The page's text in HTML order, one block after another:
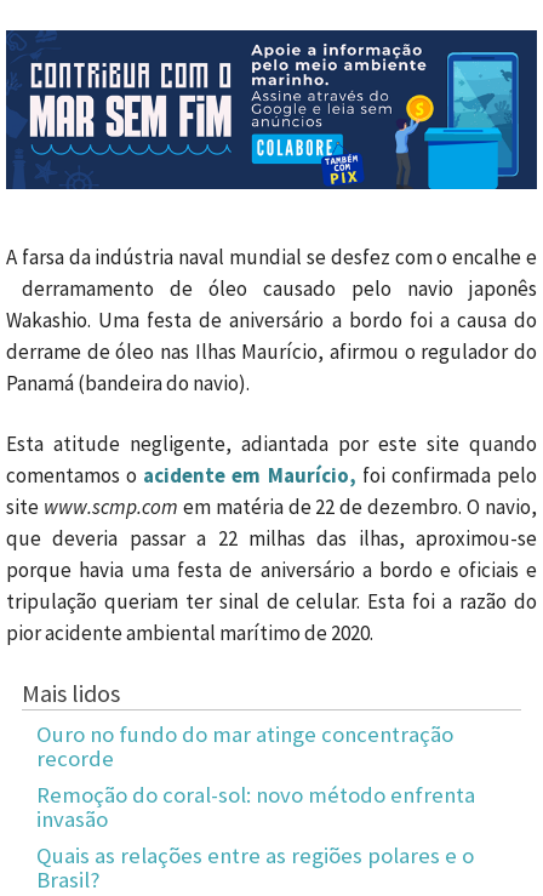
A farsa da indústria naval mundial se desfez com o encalhe e
derramamento de óleo causado pelo navio japonês
Wakashio. Uma festa de aniversário a bordo foi a causa do
derrame de óleo nas Ilhas Maurício, afirmou o regulador do
Panamá (bandeira do navio).
Esta atitude negligente, adiantada por este site quando
comentamos o acidente em Maurício, foi confirmada pelo
site www.scmp.com em matéria de 22 de dezembro. O navio,
que deveria passar a 22 milhas das ilhas, aproximou-se
porque havia uma festa de aniversário a bordo e oficiais e
tripulação queriam ter sinal de celular. Esta foi a razão do
pior acidente ambiental marítimo de 2020.
Mais lidos
Ouro no fundo do mar atinge concentração
recorde
Remoção do coral-sol: novo método enfrenta
invasão
Quais as relações entre as regiões polares e o
Brasil?